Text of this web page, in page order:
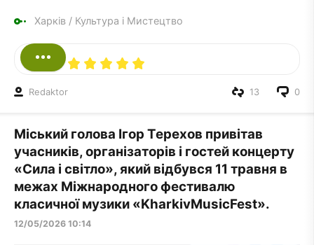
Харків / Культура і Мистецтво
Redaktor 0
13
Міський голова Ігор Терехов привітав
учасників, організаторів і гостей концерту
«Сила і світло», який відбувся 11 травня в
межах Міжнародного фестивалю
класичної музики «KharkivMusicFest».
12/05/2026 10:14